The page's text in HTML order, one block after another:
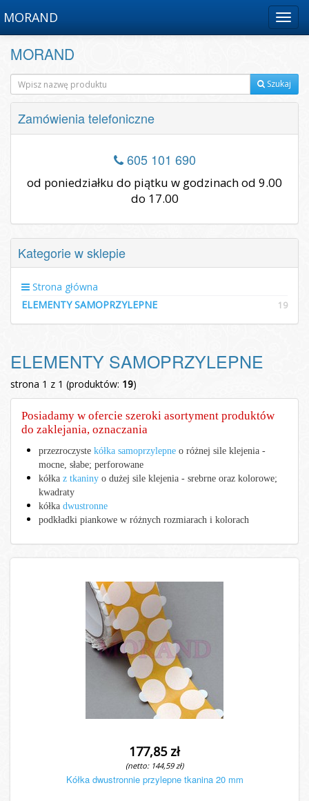
Menu
MORAND
MORAND
Szukaj
Zamówienia telefoniczne
605 101 690
od poniedziałku do piątku w godzinach od 9.00
do 17.00
Kategorie w sklepie
Strona główna
ELEMENTY SAMOPRZYLEPNE
19
ELEMENTY SAMOPRZYLEPNE
strona 1 z 1 (produktów: 19)
Posiadamy w ofercie szeroki asortyment produktów
do zaklejania, oznaczania
przezroczyste kółka samoprzylepne o różnej sile klejenia -
mocne, słabe; perforowane
kółka z tkaniny o dużej sile klejenia - srebrne oraz kolorowe;
kwadraty
kółka dwustronne
podkładki piankowe w różnych rozmiarach i kolorach
177,85 zł
(netto: 144,59 zł)
Kółka dwustronnie przylepne tkanina 20 mm